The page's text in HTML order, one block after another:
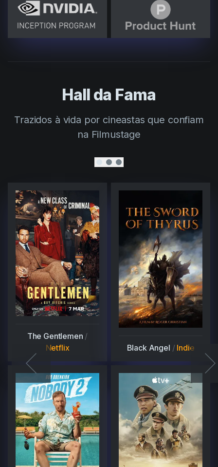
Hall da Fama
Trazidos à vida por cineastas que confiam
na Filmustage
The Gentlemen /
Netflix
Black Angel / Indie